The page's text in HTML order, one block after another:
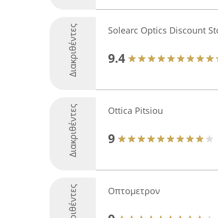
Διακριθέντες Solearc Optics Discount
9.4
Διακριθέντες Ottica Pitsiou
9
Οπτομετρον